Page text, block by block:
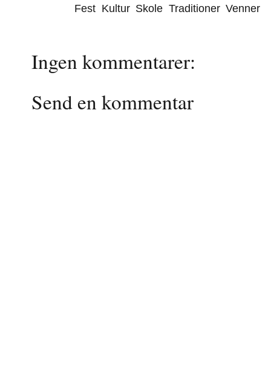
Fest Kultur, Skole Traditioner, Venner
Ingen kommentarer:
Send en kommentar